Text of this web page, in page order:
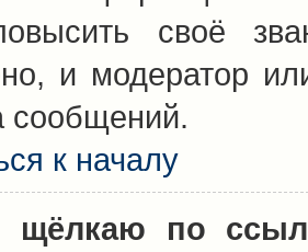
своё
и модератор
сообщений.
к началу
щёлкаю по